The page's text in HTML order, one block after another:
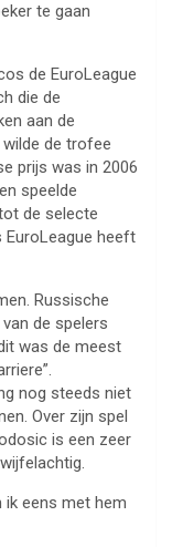
te gaan
de EuroLeague
die de
aan de
de trofee
prijs was in 2006
speelde
de selecte
EuroLeague heeft
Russische
de spelers
was de meest
nog steeds niet
Over zijn spel
is een zeer
ik eens met hem